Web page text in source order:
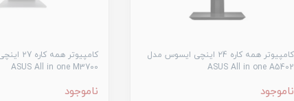
کامپیوتر همه کاره ۲4 اینچی ایسوس مدل
ASUS All in one A5402
ناموجود
کامپیوتر
ASUS All in one M3700
ناموجود